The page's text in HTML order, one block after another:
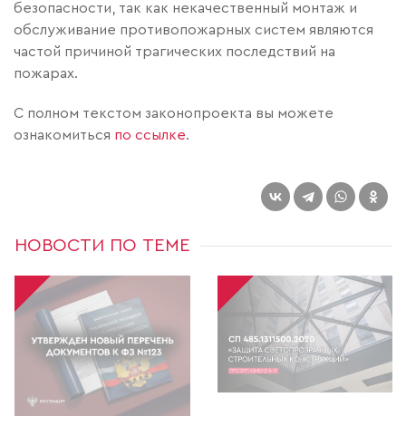
безопасности, так как некачественный монтаж и
обслуживание противопожарных систем являются
частой причиной трагических последствий на
пожарах.
С полном текстом законопроекта вы можете
ознакомиться по ссылке.
НОВОСТИ ПО ТЕМЕ